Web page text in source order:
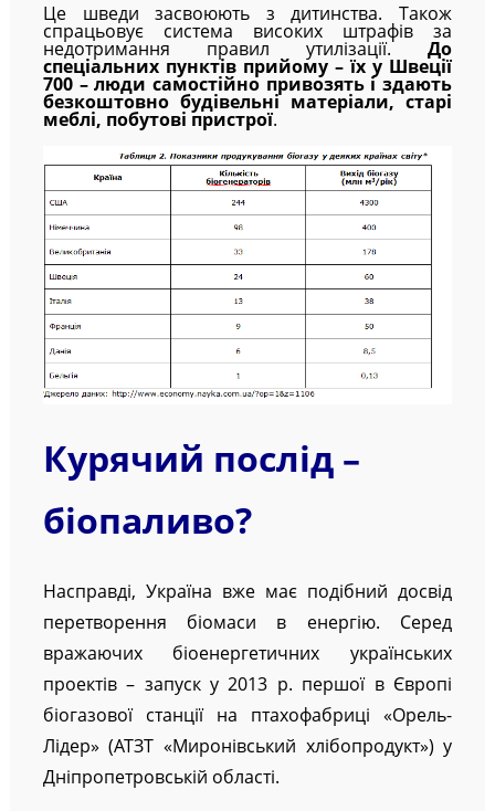
Це шведи засвоюють з дитинства. Також
спрацьовує система високих штрафів за
недотримання правил утилізації.До
спеціальних пунктів прийому – їх у Швеції
700 – люди самостійно привозять і здають
безкоштовно будівельні матеріали, старі
меблі, побутові пристрої.
Курячий послід –
біопаливо?
Насправді, Україна вже має подібний досвід
перетворення біомаси в енергію. Серед
вражаючих біоенергетичних українських
проектів – запуск у 2013 р. першої в Європі
біогазової станції на птахофабриці «Орель-
Лідер» (АТЗТ «Миронівський хлібопродукт») у
Дніпропетровській області.